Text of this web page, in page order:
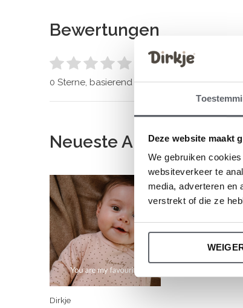
Deze website maakt
We gebruiken
websiteverkeer te
media, adverteren en
verstrekt of die ze
Bewertungen
/ 5
0 Sterne, basierend auf 0 Bewertungen
Neueste Artikel
Dirkje